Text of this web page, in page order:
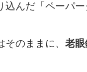
込んだ「ペーパー
のままに、 老眼